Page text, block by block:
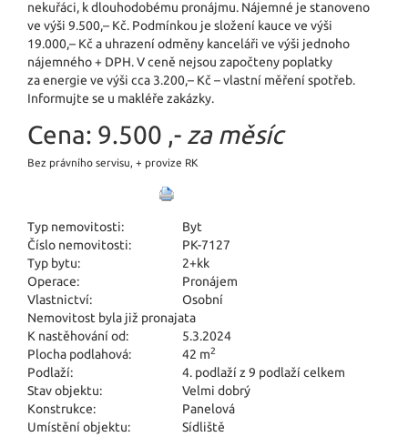
nekuřáci, k dlouhodobému pronájmu. Nájemné je stanoveno
ve výši 9.500,– Kč. Podmínkou je složení kauce ve výši
19.000,– Kč a uhrazení odměny kanceláři ve výši jednoho
nájemného + DPH. V ceně nejsou započteny poplatky
za energie ve výši cca 3.200,– Kč – vlastní měření spotřeb.
Informujte se u makléře zakázky.
Cena: 9.500 ,- za měsíc
Bez právního servisu, + provize RK
Typ nemovitosti:
Byt
Číslo nemovitosti:
PK-7127
Typ bytu:
2+kk
Operace:
Pronájem
Vlastnictví:
Osobní
Nemovitost byla již pronajata
K nastěhování od:
5.3.2024
Plocha podlahová:
42 m2
Podlaží:
4. podlaží z 9 podlaží celkem
Stav objektu:
Velmi dobrý
Konstrukce:
Panelová
Umístění objektu:
Sídliště